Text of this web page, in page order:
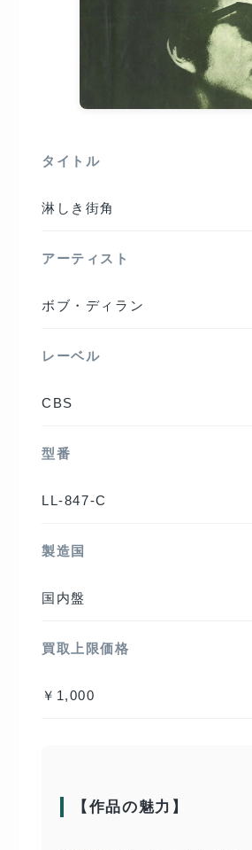
タイトル
淋しき街角
アーティスト
ボブ・ディラン
レーベル
CBS
型番
LL-847-C
製造国
国内盤
買取上限価格
￥1,000
【作品の魅力】